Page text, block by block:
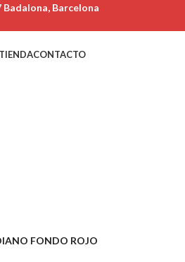
Badalona, ​​Barcelona
TIENDACONTACTO
FONDO ROJO